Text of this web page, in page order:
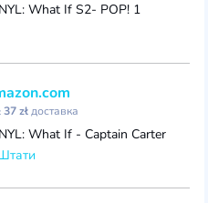
What If S2- POP! 1
37 złдоставка
What If - Captain Carter